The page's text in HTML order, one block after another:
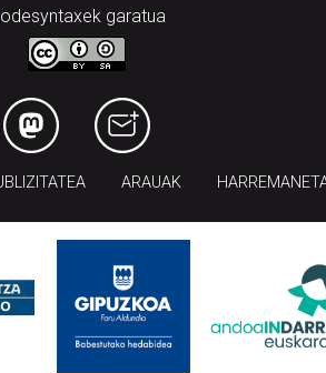
garatua
ARAUAK